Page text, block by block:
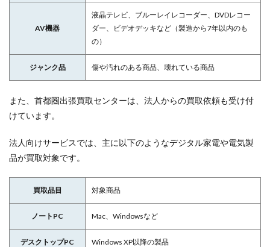
AV機器
液晶テレビ、ブルーレイレコーダー、DVDレコー
ダー、ビデオデッキなど（製造から7年以内のも
の）
ジャンク品 傷や汚れのある商品、壊れている商品
また、首都圏出張買取センターは、法人からの買取依頼も受け付
けています。
法人向けサービスでは、主に以下のようなデジタル家電や電気製
品が買取対象です。
買取品目 対象商品
ノートPC Mac、Windowsなど
デスクトップPC Windows XP以降の製品